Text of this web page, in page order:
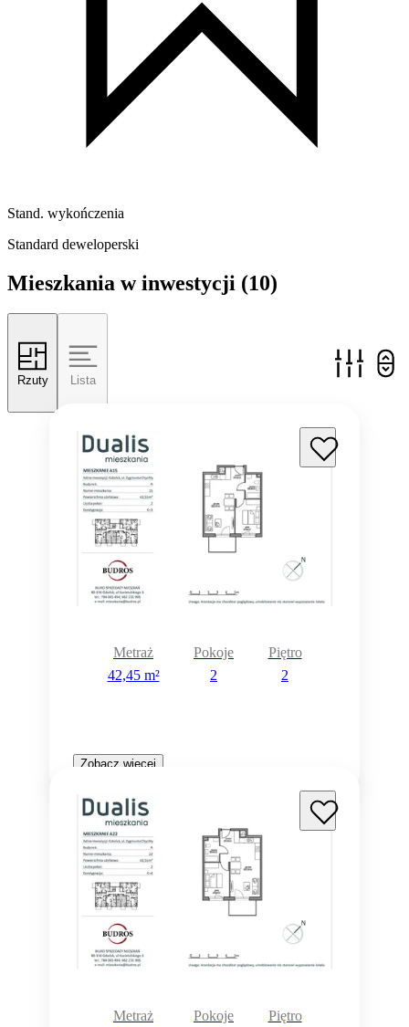
Stand. wykończenia
Standard deweloperski
Mieszkania w inwestycji (10)
Rzuty Lista
Metraż
42,45 m²
Pokoje
2
Piętro
2
Zobacz więcej
Metraż
Pokoje
Piętro